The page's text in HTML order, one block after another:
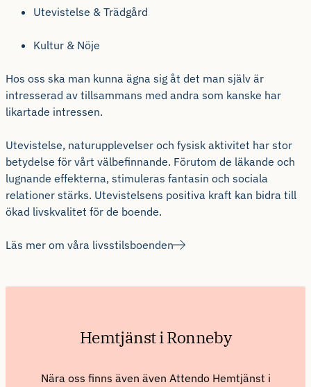
Utevistelse & Trädgård
Kultur & Nöje
Hos oss ska man kunna ägna sig åt det man själv är
intresserad av tillsammans med andra som kanske har
likartade intressen.
Utevistelse, naturupplevelser och fysisk aktivitet har stor
betydelse för vårt välbefinnande. Förutom de läkande och
lugnande effekterna, stimuleras fantasin och sociala
relationer stärks. Utevistelsens positiva kraft kan bidra till
ökad livskvalitet för de boende.
Läs mer om våra livsstilsboenden
Hemtjänst i Ronneby
Nära oss finns även även Attendo Hemtjänst i